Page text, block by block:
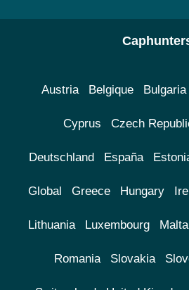
Austria Belgique Bulgaria
Cyprus Czech
Deutschland España
Global Greece Hungary
Lithuania Luxembourg Malta
Romania Slovakia